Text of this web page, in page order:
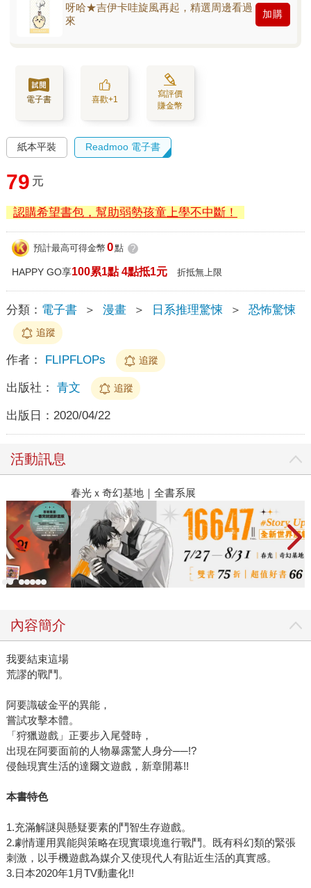
呀哈★吉伊卡哇旋風再起，精選周邊看過
來
加購
電子書 喜歡+1
寫評價
賺金幣
紙本平裝 Readmoo 電子書
79 元
認購希望書包，幫助弱勢孩童上學不中斷！
預計最高可得金幣 0點 ?
HAPPY GO享100累1點 4點抵1元 折抵無上限
分類： 電子書 ＞ 漫畫 ＞ 日系推理驚悚 ＞ 恐怖驚悚
追蹤
作者： FLIPFLOPs 追蹤
出版社： 青文 追蹤
出版日： 2020/04/22
活動訊息
春光ｘ奇幻基地｜全書系展
內容簡介
我要結束這場
荒謬的戰鬥。
阿要識破金平的異能，
嘗試攻擊本體。
「狩獵遊戲」正要步入尾聲時，
出現在阿要面前的人物暴露驚人身分──!?
侵蝕現實生活的達爾文遊戲，新章開幕!!
本書特色
1.充滿解謎與懸疑要素的鬥智生存遊戲。
2.劇情運用異能與策略在現實環境進行戰鬥。既有科幻類的緊張
刺激，以手機遊戲為媒介又使現代人有貼近生活的真實感。
3.日本2020年1月TV動畫化!!